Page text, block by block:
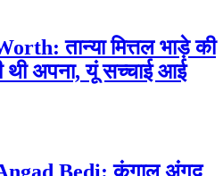
तान्या मित्तल भाड़े की
थी अपना, यूं सच्चाई आई